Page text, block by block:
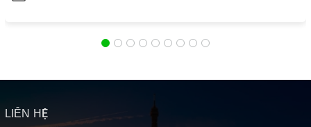
LIÊN HỆ